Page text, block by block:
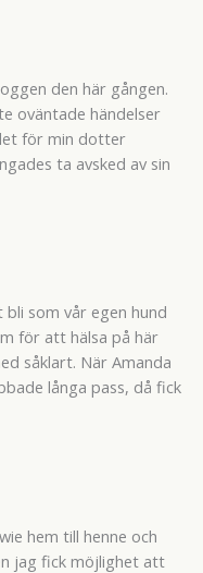
den här gången.
oväntade händelser
för min dotter
ta avsked av sin
som vår egen hund
för att hälsa på här
såklart. När Amanda
långa pass, då fick
hem till henne och
jag fick möjlighet att